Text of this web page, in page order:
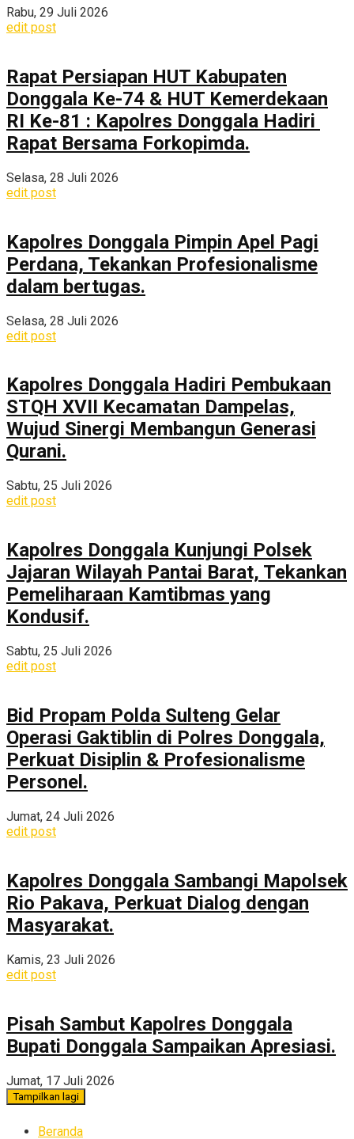
Rabu, 29 Juli 2026
edit post
Rapat Persiapan HUT Kabupaten
Donggala Ke-74 & HUT Kemerdekaan
RI Ke-81 : Kapolres Donggala Hadiri
Rapat Bersama Forkopimda.
Selasa, 28 Juli 2026
edit post
Kapolres Donggala Pimpin Apel Pagi
Perdana, Tekankan Profesionalisme
dalam bertugas.
Selasa, 28 Juli 2026
edit post
Kapolres Donggala Hadiri Pembukaan
STQH XVII Kecamatan Dampelas,
Wujud Sinergi Membangun Generasi
Qurani.
Sabtu, 25 Juli 2026
edit post
Kapolres Donggala Kunjungi Polsek
Jajaran Wilayah Pantai Barat, Tekankan
Pemeliharaan Kamtibmas yang
Kondusif.
Sabtu, 25 Juli 2026
edit post
Bid Propam Polda Sulteng Gelar
Operasi Gaktiblin di Polres Donggala,
Perkuat Disiplin & Profesionalisme
Personel.
Jumat, 24 Juli 2026
edit post
Kapolres Donggala Sambangi Mapolsek
Rio Pakava, Perkuat Dialog dengan
Masyarakat.
Kamis, 23 Juli 2026
edit post
Pisah Sambut Kapolres Donggala
Bupati Donggala Sampaikan Apresiasi.
Jumat, 17 Juli 2026
Tampilkan lagi
Beranda